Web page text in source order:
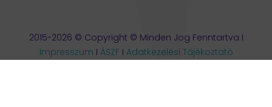
2015-2026 © Copyright © Minden Jog Fenntartva I
Impresszum I ÁSZF I Adatkezelési Tájékoztató